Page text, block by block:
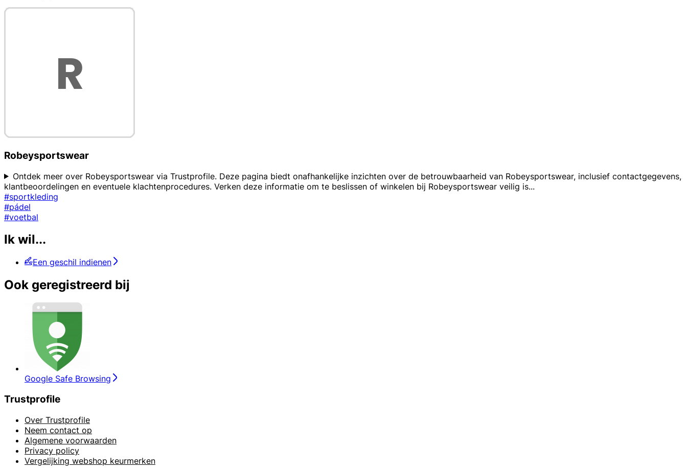
Robeysportswear
Ontdek meer over Robeysportswear via Trustprofile. Deze pagina biedt onafhankelijke inzichten over de betrouwbaarheid van Robeysportswear, inclusief contactgegevens,
klantbeoordelingen en eventuele klachtenprocedures. Verken deze informatie om te beslissen of winkelen bij Robeysportswear veilig is...
#sportkleding
#pádel
#voetbal
Ik wil...
Een geschil indienen
Ook geregistreerd bij
Google Safe Browsing
Trustprofile
Over Trustprofile
Neem contact op
Algemene voorwaarden
Privacy policy
Vergelijking webshop keurmerken